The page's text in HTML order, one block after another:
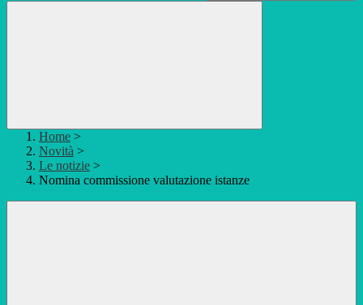
Home >
Novità >
Le notizie >
Nomina commissione valutazione istanze